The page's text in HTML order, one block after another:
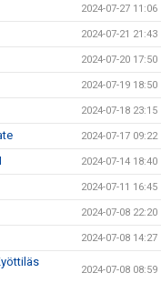
2024-07-27 11:06
2024-07-21 21:43
2024-07-20 17:50
2024-07-19 18:50
2024-07-18 23:15
2024-07-17 09:22
2024-07-14 18:40
2024-07-11 16:45
2024-07-08 22:20
2024-07-08 14:27
2024-07-08 08:59